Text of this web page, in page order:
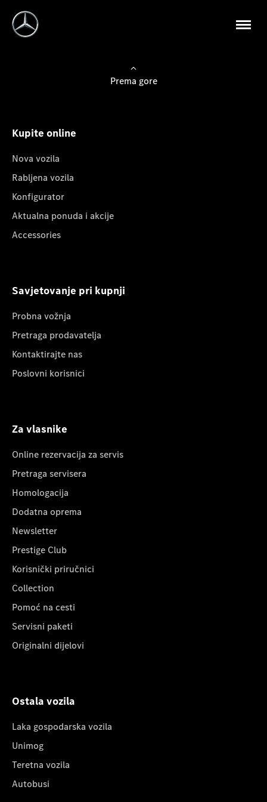
Prema gore
Kupite online
Nova vozila
Rabljena vozila
Konfigurator
Aktualna ponuda i akcije
Accessories
Savjetovanje pri kupnji
Probna vožnja
Pretraga prodavatelja
Kontaktirajte nas
Poslovni korisnici
Za vlasnike
Online rezervacija za servis
Pretraga servisera
Homologacija
Dodatna oprema
Newsletter
Prestige Club
Korisnički priručnici
Collection
Pomoć na cesti
Servisni paketi
Originalni dijelovi
Ostala vozila
Laka gospodarska vozila
Unimog
Teretna vozila
Autobusi